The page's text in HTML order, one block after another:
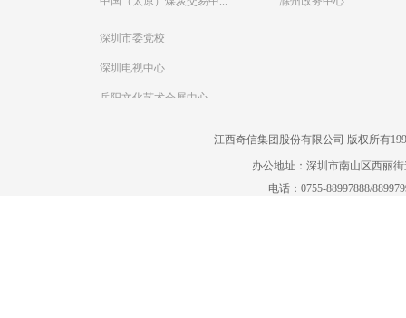
深圳市委党校
深圳电视中心
岳阳文化艺术会展中心
江西奇信集团股份有限公司 版权所有
办公地址：深圳市南山区西丽
电话：0755-88997888/